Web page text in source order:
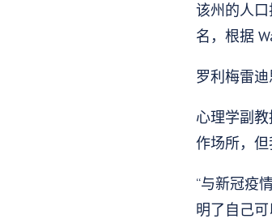
该州的人
名，根据
罗利梅雷
心理学副
作场所，但
“与新冠疫
明了自己